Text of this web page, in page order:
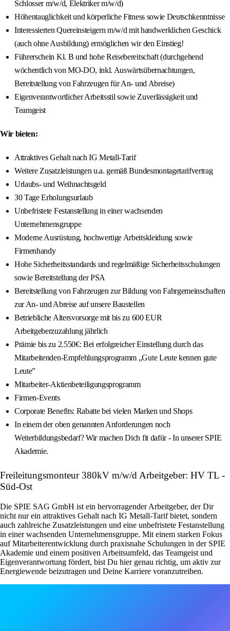
Schlosser m/w/d, Elektriker m/w/d)
Höhentauglichkeit und körperliche Fitness sowie Deutschkenntnisse
Interessierten Quereinsteigern m/w/d mit handwerklichen Geschick
(auch ohne Ausbildung) ermöglichen wir den Einstieg!
Führerschein Kl. B und hohe Reisebereitschaft (durchgehend
wöchentlich von MO-DO, inkl. Auswärtsübernachtungen,
Bereitstellung von Fahrzeugen für An- und Abreise)
Eigenverantwortlicher Arbeitsstil sowie Zuverlässigkeit und
Teamgeist
Wir bieten:
Attraktives Gehalt nach IG Metall-Tarif
Weitere Zusatzleistungen u.a. gemäß Bundesmontagetarifvertrag
Urlaubs- und Weihnachtsgeld
30 Tage Erholungsurlaub
Unbefristete Festanstellung in einer wachsenden
Unternehmensgruppe
Moderne Ausrüstung, hochwertige Arbeitskleidung sowie
Firmenhandy
Hohe Sicherheitsstandards und regelmäßige Sicherheitsschulungen
sowie Bereitstellung der PSA
Bereitstellung von Fahrzeugen zur Bildung von Fahrgemeinschaften
zur An- und Abreise auf unsere Baustellen
Betriebliche Altersvorsorge mit bis zu 600 EUR
Arbeitgeberzuzahlung jährlich
Prämie bis zu 2.550€: Bei erfolgreicher Einstellung durch das
Mitarbeitenden-Empfehlungsprogramm „Gute Leute kennen gute
Leute”
Mitarbeiter-Aktienbeteiligungsprogramm
Firmen-Events
Corporate Benefits: Rabatte bei vielen Marken und Shops
In einem der oben genannten Anforderungen noch
Weiterbildungsbedarf? Wir machen Dich fit dafür - In unserer SPIE
Akademie.
Freileitungsmonteur 380kV m/w/d Arbeitgeber: HV TL -
Süd-Ost
Die SPIE SAG GmbH ist ein hervorragender Arbeitgeber, der Dir
nicht nur ein attraktives Gehalt nach IG Metall-Tarif bietet, sondern
auch zahlreiche Zusatzleistungen und eine unbefristete Festanstellung
in einer wachsenden Unternehmensgruppe. Mit einem starken Fokus
auf Mitarbeiterentwicklung durch praxisnahe Schulungen in der SPIE
Akademie und einem positiven Arbeitsumfeld, das Teamgeist und
Eigenverantwortung fördert, bist Du hier genau richtig, um aktiv zur
Energiewende beizutragen und Deine Karriere voranzutreiben.